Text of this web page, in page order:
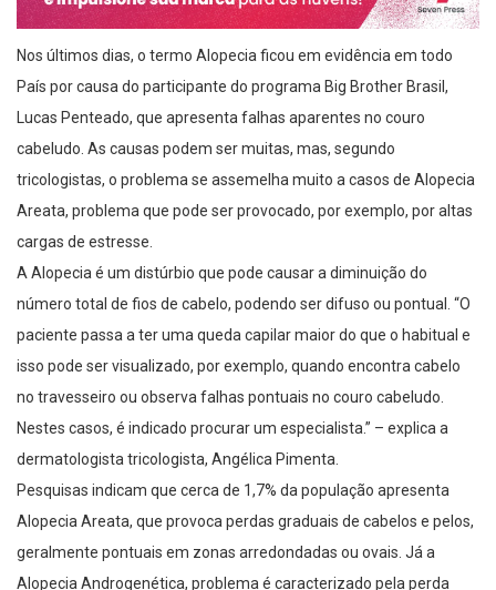
Nos últimos dias, o termo Alopecia ficou em evidência em todo
País por causa do participante do programa Big Brother Brasil,
Lucas Penteado, que apresenta falhas aparentes no couro
cabeludo. As causas podem ser muitas, mas, segundo
tricologistas, o problema se assemelha muito a casos de Alopecia
Areata, problema que pode ser provocado, por exemplo, por altas
cargas de estresse.
A Alopecia é um distúrbio que pode causar a diminuição do
número total de fios de cabelo, podendo ser difuso ou pontual. “O
paciente passa a ter uma queda capilar maior do que o habitual e
isso pode ser visualizado, por exemplo, quando encontra cabelo
no travesseiro ou observa falhas pontuais no couro cabeludo.
Nestes casos, é indicado procurar um especialista.” – explica a
dermatologista tricologista, Angélica Pimenta.
Pesquisas indicam que cerca de 1,7% da população apresenta
Alopecia Areata, que provoca perdas graduais de cabelos e pelos,
geralmente pontuais em zonas arredondadas ou ovais. Já a
Alopecia Androgenética, problema é caracterizado pela perda